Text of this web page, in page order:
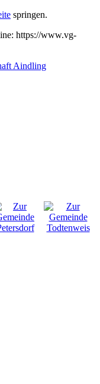
springen.
https://www.vg-